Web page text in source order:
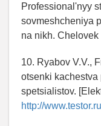
Professional'nyy
sovmeshcheniya
na nikh.
10. Ryabov V.V.,
otsenki
spetsialistov.
http://